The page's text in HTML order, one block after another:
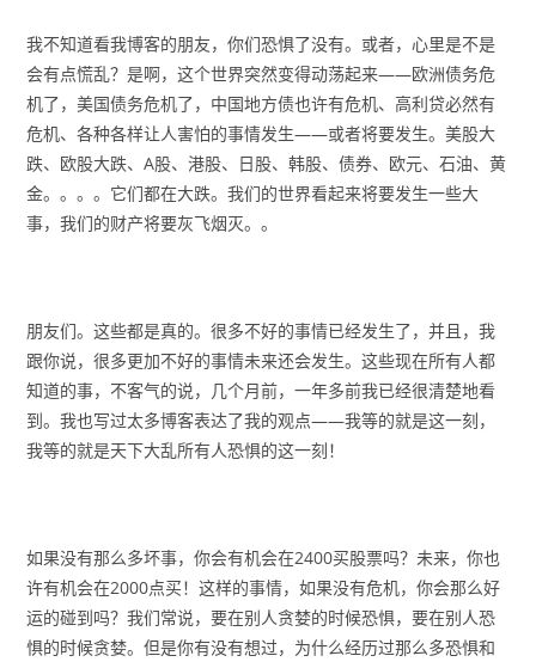
我不知道看我博客的朋友，你们恐惧了没有。或者，心里是不是
会有点慌乱？是啊，这个世界突然变得动荡起来——欧洲债务危
机了，美国债务危机了，中国地方债也许有危机、高利贷必然有
危机、各种各样让人害怕的事情发生——或者将要发生。美股大
跌、欧股大跌、A股、港股、日股、韩股、债券、欧元、石油、黄
金。。。。它们都在大跌。我们的世界看起来将要发生一些大
事，我们的财产将要灰飞烟灭。。
朋友们。这些都是真的。很多不好的事情已经发生了，并且，我
跟你说，很多更加不好的事情未来还会发生。这些现在所有人都
知道的事，不客气的说，几个月前，一年多前我已经很清楚地看
到。我也写过太多博客表达了我的观点——我等的就是这一刻，
我等的就是天下大乱所有人恐惧的这一刻！
如果没有那么多坏事，你会有机会在2400买股票吗？未来，你也
许有机会在2000点买！这样的事情，如果没有危机，你会那么好
运的碰到吗？我们常说，要在别人贪婪的时候恐惧，要在别人恐
惧的时候贪婪。但是你有没有想过，为什么经历过那么多恐惧和